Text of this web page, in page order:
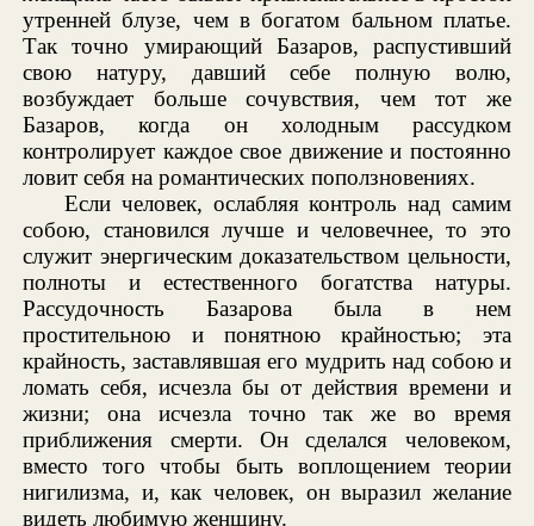
утренней блузе, чем в богатом бальном платье.
Так точно умирающий Базаров, распустивший
свою натуру, давший себе полную волю,
возбуждает больше сочувствия, чем тот же
Базаров, когда он холодным рассудком
контролирует каждое свое движение и постоянно
ловит себя на романтических поползновениях.
Если человек, ослабляя контроль над самим
собою, становился лучше и человечнее, то это
служит энергическим доказательством цельности,
полноты и естественного богатства натуры.
Рассудочность Базарова была в нем
простительною и понятною крайностью; эта
крайность, заставлявшая его мудрить над собою и
ломать себя, исчезла бы от действия времени и
жизни; она исчезла точно так же во время
приближения смерти. Он сделался человеком,
вместо того чтобы быть воплощением теории
нигилизма, и, как человек, он выразил желание
видеть любимую женщину.